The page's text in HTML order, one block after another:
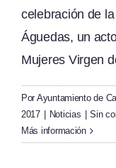
celebración de
Águedas, un
Mujeres Virgen
Por Ayuntamiento de
2017
Noticias
Sin
Más información